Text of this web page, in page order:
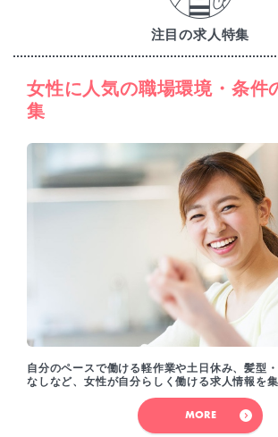
注目の求人特集
女性に人気の職場環境・条件
集
自分のペースで働ける軽作業や土日休み、髪型
なしなど、女性が自分らしく働ける求人情報を集
MORE